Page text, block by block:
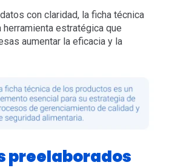
con claridad, la ficha técnica
herramienta estratégica que
aumentar la eficacia y la
preelaborados